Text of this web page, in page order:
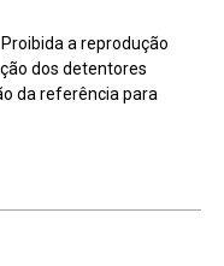
a reprodução
dos detentores
da referência para